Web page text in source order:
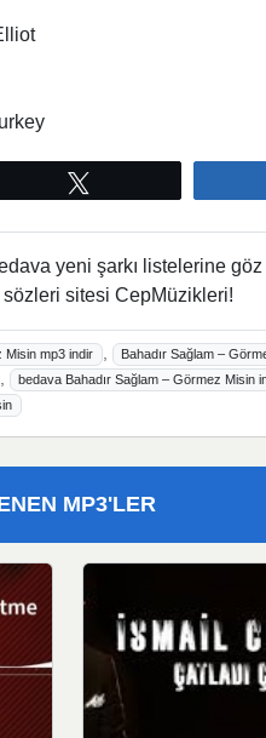
yeni şarkı listelerine
sitesi CepMüzikleri!
Misin mp3 indir , Bahadır Sağlam –
, bedava Bahadır Sağlam – Görmez Misin
MP3'LER